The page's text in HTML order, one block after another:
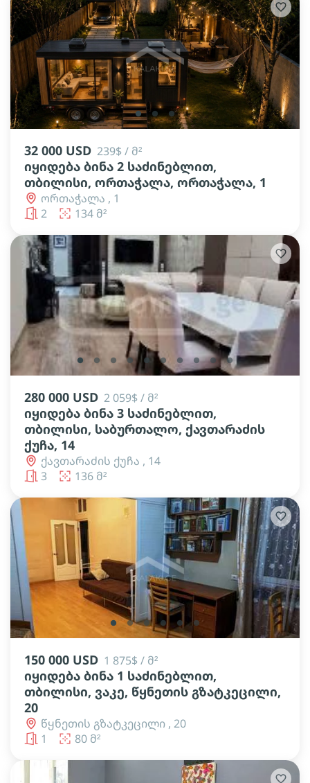
lens lens lens
32 000 USD 239$ / მ²
იყიდება ბინა 2 საძინებლით,
თბილისი, ორთაჭალა, ორთაჭალა, 1
ორთაჭალა , 1
2
134 მ²
lens lens lens lens lens lens lens lens lens lens
280 000 USD 2 059$ / მ²
იყიდება ბინა 3 საძინებლით,
თბილისი, საბურთალო, ქავთარაძის
ქუჩა, 14
ქავთარაძის ქუჩა , 14
3
136 მ²
lens lens lens lens lens lens
150 000 USD 1 875$ / მ²
იყიდება ბინა 1 საძინებლით,
თბილისი, ვაკე, წყნეთის გზატკეცილი,
20
წყნეთის გზატკეცილი , 20
1
80 მ²